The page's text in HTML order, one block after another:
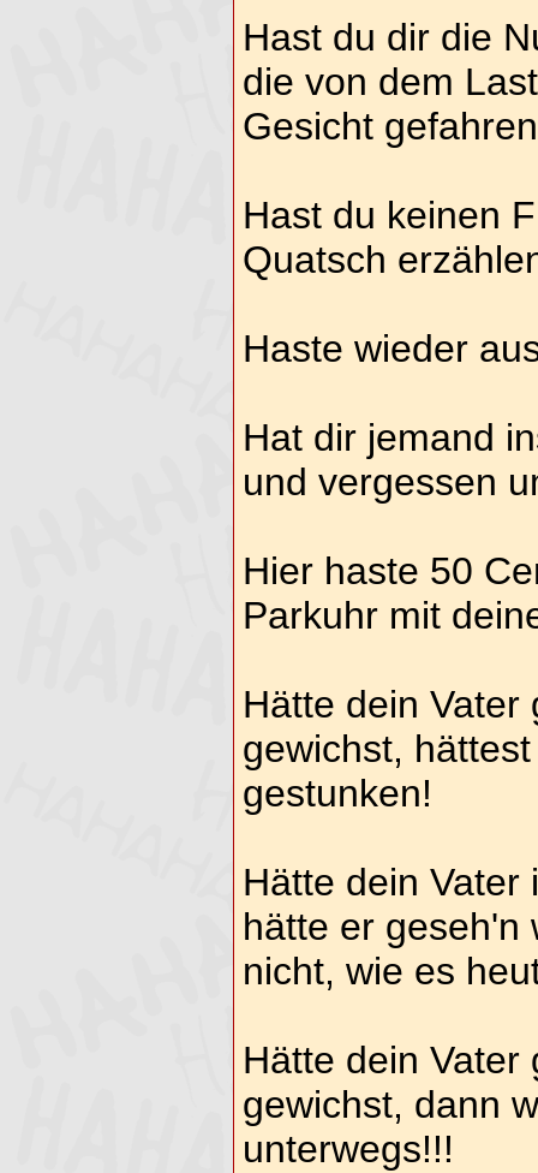
Hast du dir die
die von dem
Gesicht
Hast du keinen
Quatsch
Haste wieder
Hat dir jemand
und vergessen
Hier haste 50
Parkuhr mit
Hätte dein Vater
gewichst,
gestunken!
Hätte dein Vater
hätte er geseh'n
nicht, wie es
Hätte dein Vater
gewichst, dann
unterwegs!!!